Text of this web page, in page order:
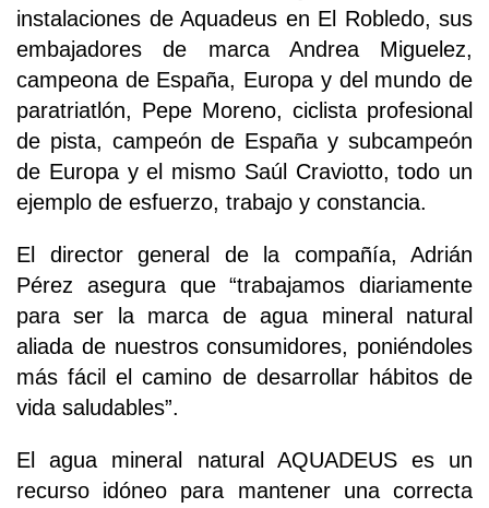
instalaciones de Aquadeus en El Robledo, sus
embajadores de marca Andrea Miguelez,
campeona de España, Europa y del mundo de
paratriatlón, Pepe Moreno, ciclista profesional
de pista, campeón de España y subcampeón
de Europa y el mismo Saúl Craviotto, todo un
ejemplo de esfuerzo, trabajo y constancia.
El director general de la compañía, Adrián
Pérez asegura que “trabajamos diariamente
para ser la marca de agua mineral natural
aliada de nuestros consumidores, poniéndoles
más fácil el camino de desarrollar hábitos de
vida saludables”.
El agua mineral natural AQUADEUS es un
recurso idóneo para mantener una correcta